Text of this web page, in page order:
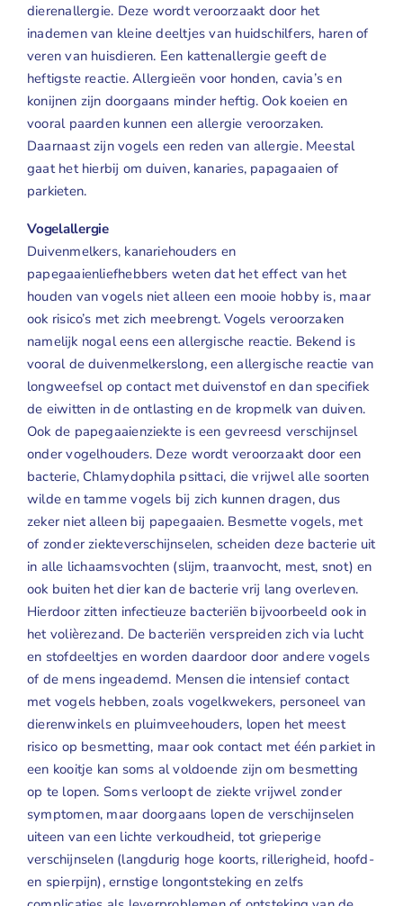
dierenallergie. Deze wordt veroorzaakt door het
inademen van kleine deeltjes van huidschilfers, haren of
veren van huisdieren. Een kattenallergie geeft de
heftigste reactie. Allergieën voor honden, cavia’s en
konijnen zijn doorgaans minder heftig. Ook koeien en
vooral paarden kunnen een allergie veroorzaken.
Daarnaast zijn vogels een reden van allergie. Meestal
gaat het hierbij om duiven, kanaries, papagaaien of
parkieten.
Vogelallergie
Duivenmelkers, kanariehouders en
papegaaienliefhebbers weten dat het effect van het
houden van vogels niet alleen een mooie hobby is, maar
ook risico’s met zich meebrengt. Vogels veroorzaken
namelijk nogal eens een allergische reactie. Bekend is
vooral de duivenmelkerslong, een allergische reactie van
longweefsel op contact met duivenstof en dan specifiek
de eiwitten in de ontlasting en de kropmelk van duiven.
Ook de papegaaienziekte is een gevreesd verschijnsel
onder vogelhouders. Deze wordt veroorzaakt door een
bacterie, Chlamydophila psittaci, die vrijwel alle soorten
wilde en tamme vogels bij zich kunnen dragen, dus
zeker niet alleen bij papegaaien. Besmette vogels, met
of zonder ziekteverschijnselen, scheiden deze bacterie uit
in alle lichaamsvochten (slijm, traanvocht, mest, snot) en
ook buiten het dier kan de bacterie vrij lang overleven.
Hierdoor zitten infectieuze bacteriën bijvoorbeeld ook in
het volièrezand. De bacteriën verspreiden zich via lucht
en stofdeeltjes en worden daardoor door andere vogels
of de mens ingeademd. Mensen die intensief contact
met vogels hebben, zoals vogelkwekers, personeel van
dierenwinkels en pluimveehouders, lopen het meest
risico op besmetting, maar ook contact met één parkiet in
een kooitje kan soms al voldoende zijn om besmetting
op te lopen. Soms verloopt de ziekte vrijwel zonder
symptomen, maar doorgaans lopen de verschijnselen
uiteen van een lichte verkoudheid, tot grieperige
verschijnselen (langdurig hoge koorts, rillerigheid, hoofd-
en spierpijn), ernstige longontsteking en zelfs